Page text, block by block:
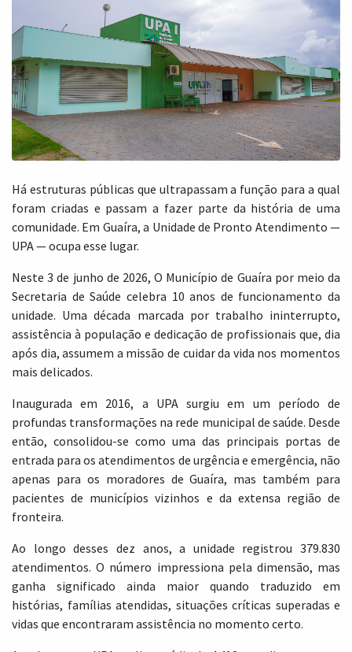
Há estruturas públicas que ultrapassam a função para a qual
foram criadas e passam a fazer parte da história de uma
comunidade. Em Guaíra, a Unidade de Pronto Atendimento —
UPA — ocupa esse lugar.
Neste 3 de junho de 2026, O Município de Guaíra por meio da
Secretaria de Saúde celebra 10 anos de funcionamento da
unidade. Uma década marcada por trabalho ininterrupto,
assistência à população e dedicação de profissionais que, dia
após dia, assumem a missão de cuidar da vida nos momentos
mais delicados.
Inaugurada em 2016, a UPA surgiu em um período de
profundas transformações na rede municipal de saúde. Desde
então, consolidou-se como uma das principais portas de
entrada para os atendimentos de urgência e emergência, não
apenas para os moradores de Guaíra, mas também para
pacientes de municípios vizinhos e da extensa região de
fronteira.
Ao longo desses dez anos, a unidade registrou 379.830
atendimentos. O número impressiona pela dimensão, mas
ganha significado ainda maior quando traduzido em
histórias, famílias atendidas, situações críticas superadas e
vidas que encontraram assistência no momento certo.